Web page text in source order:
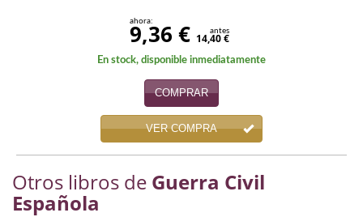
Divulgación científica
ahora:
9,36 € antes
14,40 €
En stock, disponible inmediatamente
COMPRAR
VER COMPRA
Otros libros de Guerra Civil
Española